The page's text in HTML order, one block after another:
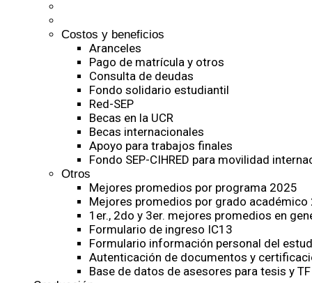
Costos y beneficios
Aranceles
Pago de matrícula y otros
Consulta de deudas
Fondo solidario estudiantil
Red-SEP
Becas en la UCR
Becas internacionales
Apoyo para trabajos finales
Fondo SEP-CIHRED para movilidad
Otros
Mejores promedios por programa 2025
Mejores promedios por grado académico
1er., 2do y 3er. mejores promedios en
Formulario de ingreso IC13
Formulario información personal del
Autenticación de documentos y
Base de datos de asesores para tesis y